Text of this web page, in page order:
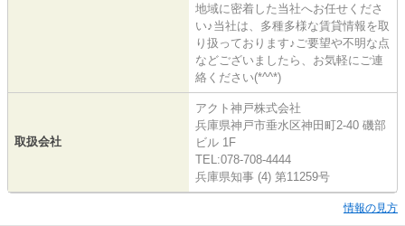
地域に密着した当社へお任せくださ
い♪当社は、多種多様な賃貸情報を取
り扱っております♪ご要望や不明な点
などございましたら、お気軽にご連
絡ください(*^^*)
取扱会社
アクト神戸株式会社
兵庫県神戸市垂水区神田町2-40 磯部
ビル 1F
TEL:078-708-4444
兵庫県知事 (4) 第11259号
情報の見方